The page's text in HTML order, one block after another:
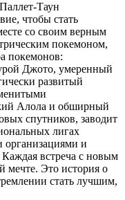
Таун
чтобы стать
со своим верным
покемоном,
покемонов:
Джото, умеренный
развитый
Алола и обширный
спутников, заводит
лигах
организациями и
встреча с новым
мечте. Это история о
стать лучшим,